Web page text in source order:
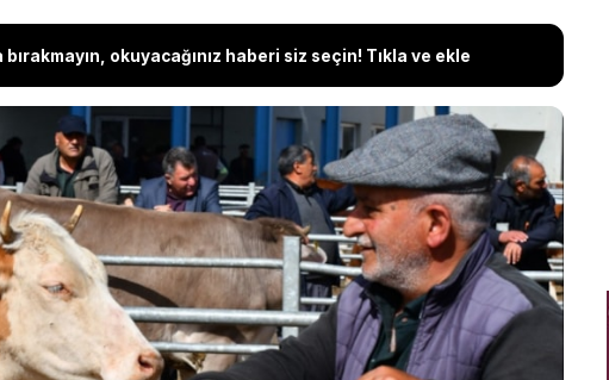
okuyacağınız haberi siz seçin! Tıkla ve ekle
Ocak ayından sonra doğan kuzular kurbana
yetişemeyince fiyatlar yükseldi. Yoksulluk arttığı için
kurbana talepte büyük düşüş bekleniyor. Durumu iyi
olanlar ise tatile çıkacak.